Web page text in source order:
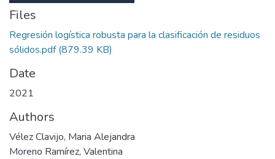
Files
Regresión logística robusta para la clasificación de residuos
sólidos.pdf(879.39 KB)
Date
2021
Authors
Vélez Clavijo, Maria Alejandra
Moreno Ramírez, Valentina